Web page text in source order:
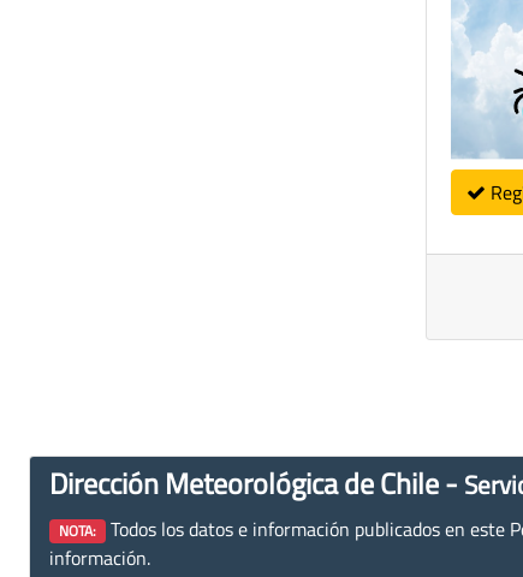
Dirección Meteorológica de Chile -
NOTA: Todos los datos e información publicados en este
información.